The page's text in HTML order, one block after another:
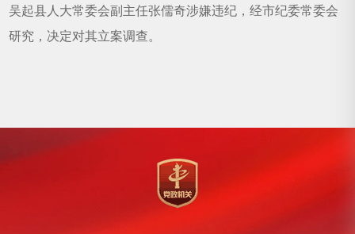
吴起县人大常委会副主任张儒奇涉嫌违纪，经市纪委常委会
研究，决定对其立案调查。